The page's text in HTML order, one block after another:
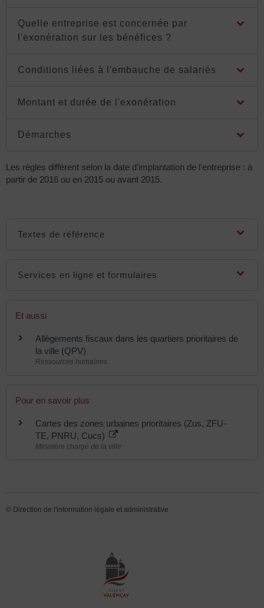
Quelle entreprise est concernée par
l'exonération sur les bénéfices ?
Conditions liées à l'embauche de salariés
Montant et durée de l'exonération
Démarches
Les règles diffèrent selon la date d'implantation de l'entreprise : à
partir de 2016 ou en 2015 ou avant 2015.
Textes de référence
Services en ligne et formulaires
Et aussi
Allègements fiscaux dans les quartiers prioritaires de
la ville (QPV)
Ressources humaines
Pour en savoir plus
Cartes des zones urbaines prioritaires (Zus, ZFU-
TE, PNRU, Cucs)
Ministère chargé de la ville
© Direction de l'information légale et administrative